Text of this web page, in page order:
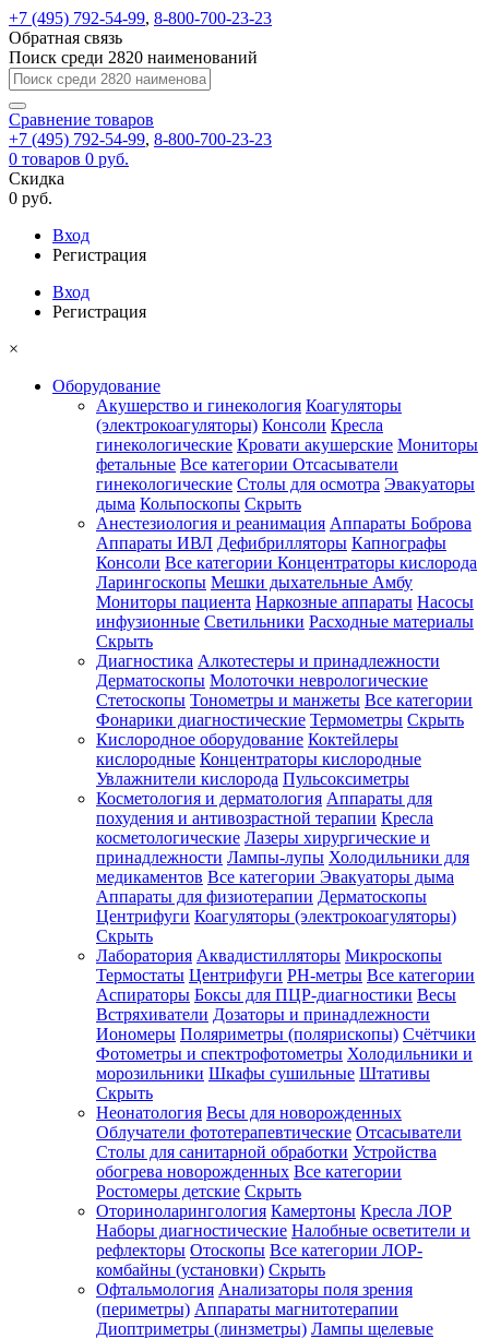
+7 (495) 792-54-99, 8-800-700-23-23
Обратная связь
Поиск среди 2820 наименований
Сравнение товаров
+7 (495) 792-54-99, 8-800-700-23-23
0 товаров 0 руб.
Скидка
0 руб.
Вход
Регистрация
Вход
Регистрация
×
Оборудование
Акушерство и гинекология Коагуляторы
(электрокоагуляторы) Консоли Кресла
гинекологические Кровати акушерские Мониторы
фетальные Все категории Отсасыватели
гинекологические Столы для осмотра Эвакуаторы
дыма Кольпоскопы Скрыть
Анестезиология и реанимация Аппараты Боброва
Аппараты ИВЛ Дефибрилляторы Капнографы
Консоли Все категории Концентраторы кислорода
Ларингоскопы Мешки дыхательные Амбу
Мониторы пациента Наркозные аппараты Насосы
инфузионные Светильники Расходные материалы
Скрыть
Диагностика Алкотестеры и принадлежности
Дерматоскопы Молоточки неврологические
Стетоскопы Тонометры и манжеты Все категории
Фонарики диагностические Термометры Скрыть
Кислородное оборудование Коктейлеры
кислородные Концентраторы кислородные
Увлажнители кислорода Пульсоксиметры
Косметология и дерматология Аппараты для
похудения и антивозрастной терапии Кресла
косметологические Лазеры хирургические и
принадлежности Лампы-лупы Холодильники для
медикаментов Все категории Эвакуаторы дыма
Аппараты для физиотерапии Дерматоскопы
Центрифуги Коагуляторы (электрокоагуляторы)
Скрыть
Лаборатория Аквадистилляторы Микроскопы
Термостаты Центрифуги PH-метры Все категории
Аспираторы Боксы для ПЦР-диагностики Весы
Встряхиватели Дозаторы и принадлежности
Иономеры Поляриметры (полярископы) Счётчики
Фотометры и спектрофотометры Холодильники и
морозильники Шкафы сушильные Штативы
Скрыть
Неонатология Весы для новорожденных
Облучатели фототерапевтические Отсасыватели
Столы для санитарной обработки Устройства
обогрева новорожденных Все категории
Ростомеры детские Скрыть
Оториноларингология Камертоны Кресла ЛОР
Наборы диагностические Налобные осветители и
рефлекторы Отоскопы Все категории ЛОР-
комбайны (установки) Скрыть
Офтальмология Анализаторы поля зрения
(периметры) Аппараты магнитотерапии
Диоптриметры (линзметры) Лампы щелевые